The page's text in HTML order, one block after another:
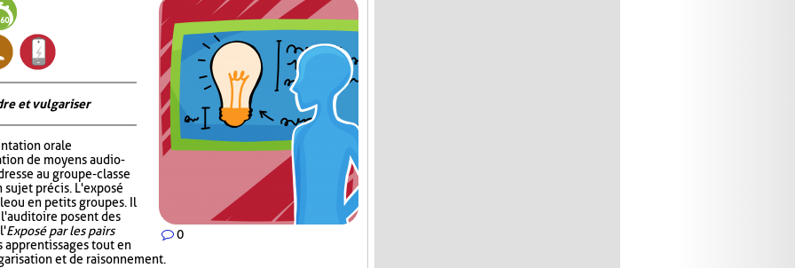
0
et vulgariser
orale
de moyens audio-
au groupe-classe
précis. L'exposé
ou en petits groupes. Il
posent des
Exposé par les pairs
apprentissages tout en
et de raisonnement.